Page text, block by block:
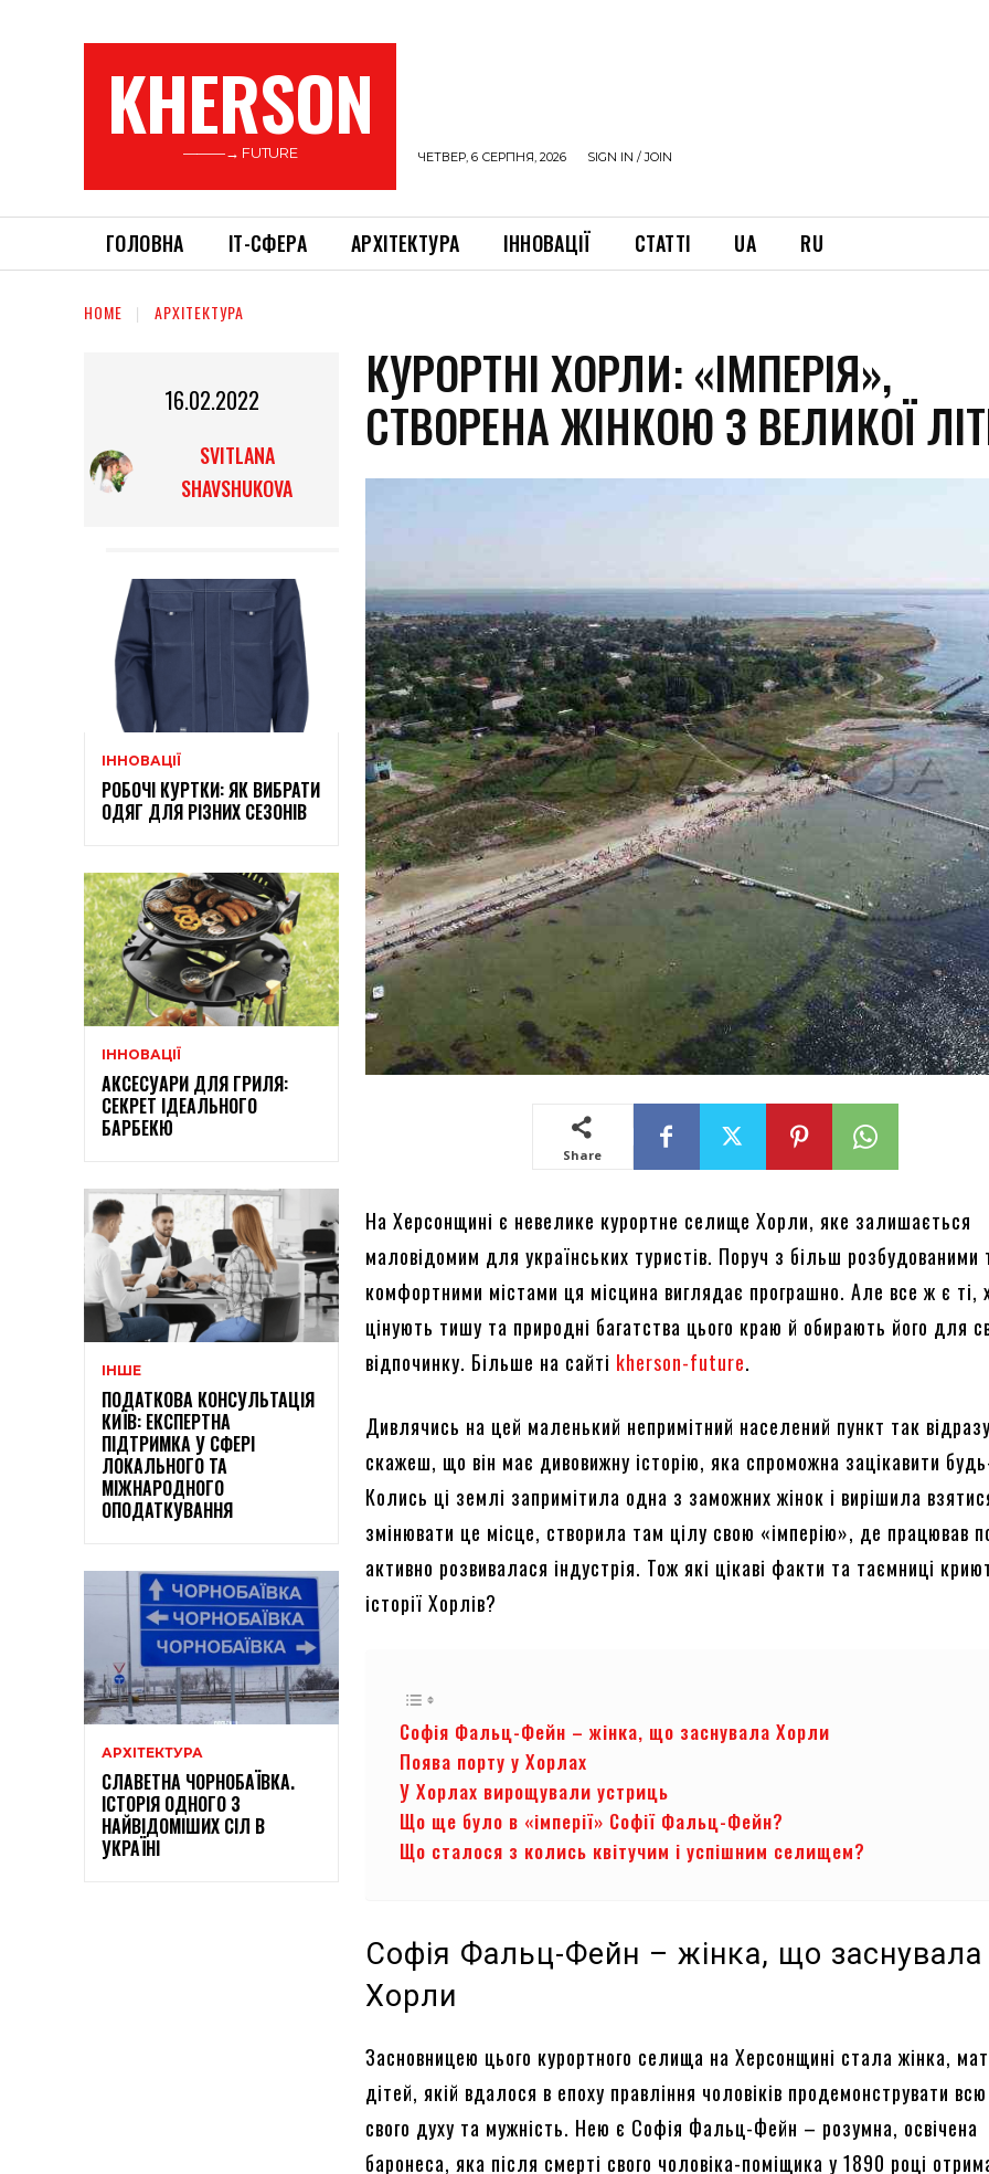
KHERSON
———→ FUTURE ЧЕТВЕР, 6 СЕРПНЯ, 2026 SIGN IN / JOIN
ГОЛОВНА ІТ-СФЕРА АРХІТЕКТУРА ІННОВАЦІЇ СТАТТІ UA RU
HOME АРХІТЕКТУРА
16.02.2022
SVITLANA
SHAVSHUKOVA
ІННОВАЦІЇ
РОБОЧІ КУРТКИ: ЯК ВИБРАТИ
ОДЯГ ДЛЯ РІЗНИХ СЕЗОНІВ
ІННОВАЦІЇ
АКСЕСУАРИ ДЛЯ ГРИЛЯ:
СЕКРЕТ ІДЕАЛЬНОГО
БАРБЕКЮ
ІНШЕ
ПОДАТКОВА КОНСУЛЬТАЦІЯ
КИЇВ: ЕКСПЕРТНА
ПІДТРИМКА У СФЕРІ
ЛОКАЛЬНОГО ТА
МІЖНАРОДНОГО
ОПОДАТКУВАННЯ
АРХІТЕКТУРА
СЛАВЕТНА ЧОРНОБАЇВКА.
ІСТОРІЯ ОДНОГО З
НАЙВІДОМІШИХ СІЛ В
УКРАЇНІ
КУРОРТНІ ХОРЛИ: «ІМПЕРІЯ»,
СТВОРЕНА ЖІНКОЮ З ВЕЛИКОЇ
Share
На Херсонщині є невелике курортне селище Хорли, яке залишається
маловідомим для українських туристів. Поруч з більш розбудованими
комфортними містами ця місцина виглядає програшно. Але все ж є ті,
цінують тишу та природні багатства цього краю й обирають його для
відпочинку. Більше на сайті kherson-future.
Дивлячись на цей маленький непримітний населений пункт так
скажеш, що він має дивовижну історію, яка спроможна зацікавити
Колись ці землі запримітила одна з заможних жінок і вирішила
змінювати це місце, створила там цілу свою «імперію», де працював
активно розвивалася індустрія. Тож які цікаві факти та таємниці
історії Хорлів?
Софія Фальц-Фейн – жінка, що заснувала Хорли
Поява порту у Хорлах
У Хорлах вирощували устриць
Що ще було в «імперії» Софії Фальц-Фейн?
Що сталося з колись квітучим і успішним селищем?
Софія Фальц-Фейн – жінка, що заснувала
Хорли
Засновницею цього курортного селища на Херсонщині стала жінка,
дітей, якій вдалося в епоху правління чоловіків продемонструвати
свого духу та мужність. Нею є Софія Фальц-Фейн – розумна, освічена
баронеса, яка після смерті свого чоловіка-поміщика у 1890 році